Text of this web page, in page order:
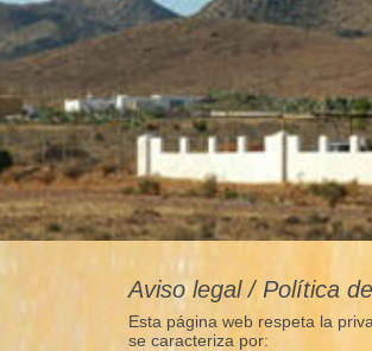
Aviso legal / Política
Esta página web respeta la
se caracteriza por: